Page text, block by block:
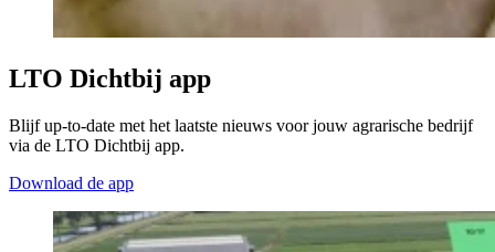
LTO Dichtbij app
Blijf up-to-date met het laatste nieuws voor jouw agrarische bedrijf
via de LTO Dichtbij app.
Download de app